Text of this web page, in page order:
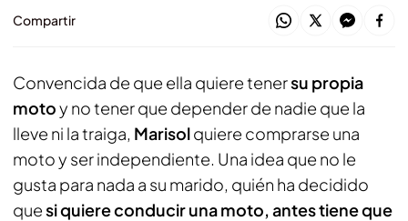
Compartir
Convencida de que ella quiere tenersu propia
motoy no tener que depender de nadie que la
lleve ni la traiga, Marisolquiere comprarse una
moto y ser independiente. Una idea que no le
gusta para nada a su marido, quién ha decidido
quesi quiere conducir una moto, antes tiene que